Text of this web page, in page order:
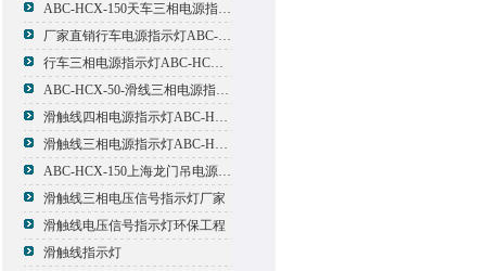
ABC-HCX-150天车三相电源指示灯出厂价格
厂家直销行车电源指示灯ABC-HCX-150
行车三相电源指示灯ABC-HCX-150
ABC-HCX-50-滑线三相电源指示灯厂家
滑触线四相电源指示灯ABC-HCX-100/4
滑触线三相电源指示灯ABC-HCX-100
ABC-HCX-150上海龙门吊电源指示灯
滑触线三相电压信号指示灯厂家
滑触线电压信号指示灯环保工程
滑触线指示灯